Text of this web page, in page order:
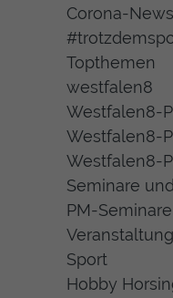
Corona-
Topthemen
westfalen8
Westfalen8-
Westfalen8-
Westfalen8-
Seminare
PM-Seminare
Sport
Hobby